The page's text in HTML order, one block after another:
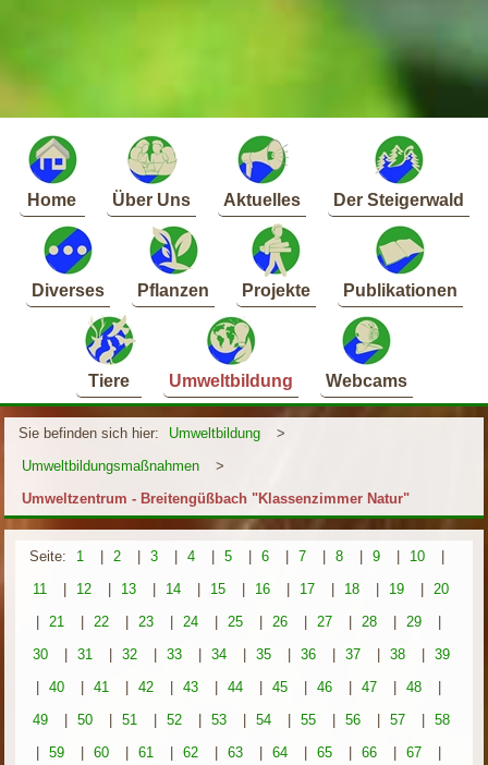
Home Über Uns Aktuelles Der Steigerwald
Diverses Pflanzen Projekte Publikationen
Tiere Umweltbildung Webcams
Sie befinden sich hier: Umweltbildung
>
Umweltbildungsmaßnahmen
>
Umweltzentrum - Breitengüßbach "Klassenzimmer Natur"
Seite: 1 | 2 | 3 | 4 | 5 | 6 | 7 | 8 | 9 | 10
|
11
| 12 | 13 | 14 | 15 | 16 | 17 | 18 | 19 |
20
|
21 | 22 | 23 | 24 | 25 | 26 | 27 | 28 | 29
|
30
| 31 | 32 | 33 | 34 | 35 | 36 | 37 | 38 |
39
|
40 | 41 | 42 | 43 | 44 | 45 | 46 | 47 | 48
|
49
| 50 | 51 | 52 | 53 | 54 | 55 | 56 | 57 |
58
|
59 | 60 | 61 | 62 | 63 | 64 | 65 | 66 | 67
|